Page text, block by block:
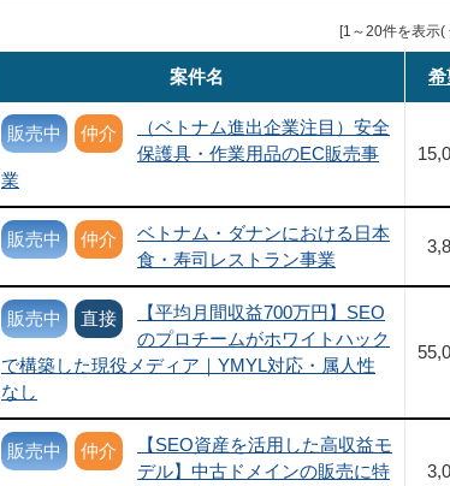
[1～20件を表示(
案件名 希
販売中 仲介
（ベトナム進出企業注目）安全
保護具・作業用品のEC販売事
業
販売中 仲介
ベトナム・ダナンにおける日本
食・寿司レストラン事業
販売中 直接
【平均月間収益700万円】SEO
のプロチームがホワイトハック
で構築した現役メディア｜YMYL対応・属人性
なし
販売中 仲介
【SEO資産を活用した高収益モ
デル】中古ドメインの販売に特